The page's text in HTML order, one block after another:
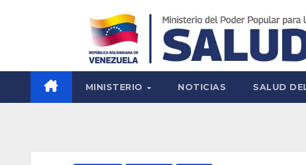
MINISTERIO NOTICIAS SALUD